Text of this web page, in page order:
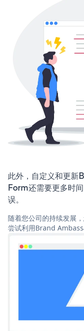
此外，自定义和更
Form还需要更多时
误。
随着您公司的持续发展
尝试利用Brand